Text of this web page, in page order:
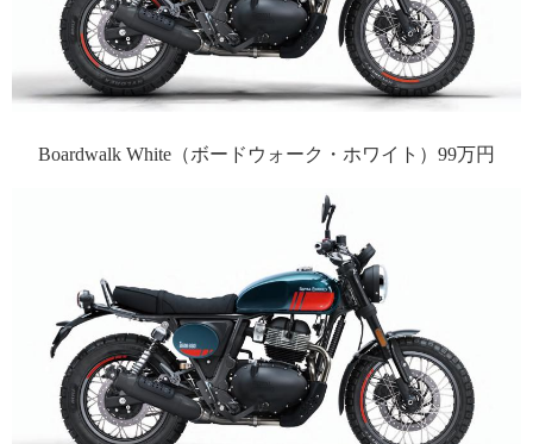
Boardwalk White（ボードウォーク・ホワイト）99万円